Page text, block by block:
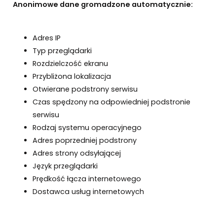
Anonimowe dane gromadzone automatycznie:
Adres IP
Typ przeglądarki
Rozdzielczość ekranu
Przybliżona lokalizacja
Otwierane podstrony serwisu
Czas spędzony na odpowiedniej podstronie
serwisu
Rodzaj systemu operacyjnego
Adres poprzedniej podstrony
Adres strony odsyłającej
Język przeglądarki
Prędkość łącza internetowego
Dostawca usług internetowych